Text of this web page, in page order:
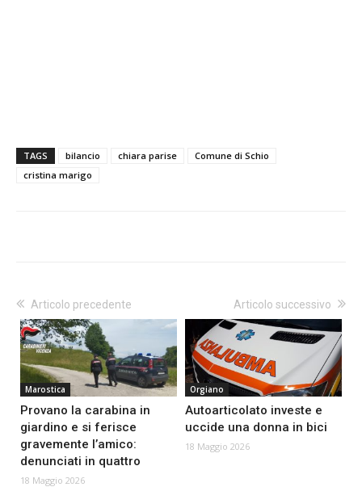
TAGS bilancio chiara parise
Comune di Schio
cristina marigo
Articolo precedente
Marostica
Provano la carabina in
giardino e si ferisce
gravemente l’amico:
denunciati in quattro
18 Maggio 2026
Articolo successivo
Orgiano
Autoarticolato investe e
uccide una donna in bici
18 Maggio 2026